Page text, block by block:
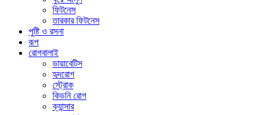
ফিটনেস
তারকার ফিটনেস
পুষ্টি ও রসনা
রূপ
রোগবালাই
ডায়াবেটিস
হৃদরোগ
স্ট্রোক
কিডনি রোগ
ক্যান্সার